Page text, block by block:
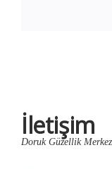
İletişim
Doruk Güzellik